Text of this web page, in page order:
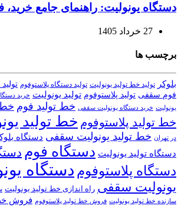
دستگاه یونولیت: راهنمای جامع خرید،
27 خرداد 1405
برچسب ها
بلوکر تولید خط تولید یونولیت تولید دستگاه پلاستوفوم
فوم سقفی تولید پلاستوفوم تولید یونولیت خرید
یونولیت خرید دستگاه یونولیت سقفی خط تولید فوم خط
خط تولید پلاستوفوم خط تولید
در تهران خط تولید یونولیت سقفی دستگاه
دستگاه تولید یونولیت دستگاه فوم
دستگاه پلاستوفوم دستگاه
یونولیت سقفی راه اندازی خط تولید یونولیت
سازنده خط تولید یونولیت فروش خط تولید پلاستوفوم فروش